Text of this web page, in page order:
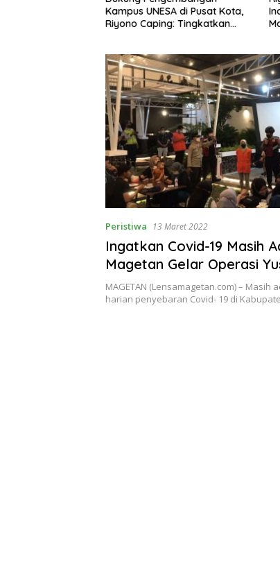
Kampus UNESA di Pusat Kota,
Riyono Caping: Tingkatkan
Peristiwa 13 Maret 2022
Ingatkan Covid-19 Masih
Magetan Gelar Operasi
Keris
MAGETAN (Lensamagetan.com) – Masih
harian penyebaran Covid- 19 di